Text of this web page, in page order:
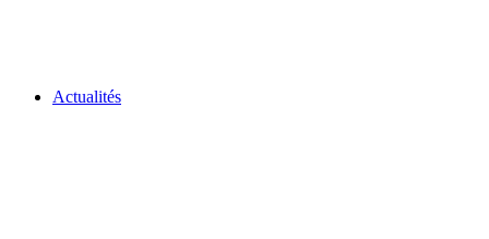
Actualités